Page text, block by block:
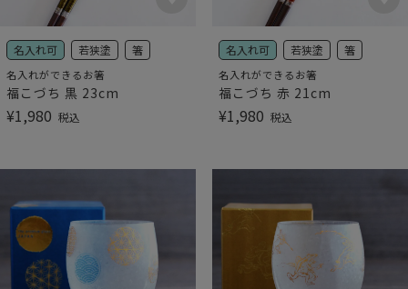
名入れ可 若狭塗 箸
名入れができるお箸
福こづち 黒 23cm
¥1,980 税込
名入れ可 若狭塗 箸
名入れができるお箸
福こづち 赤 21cm
¥1,980 税込